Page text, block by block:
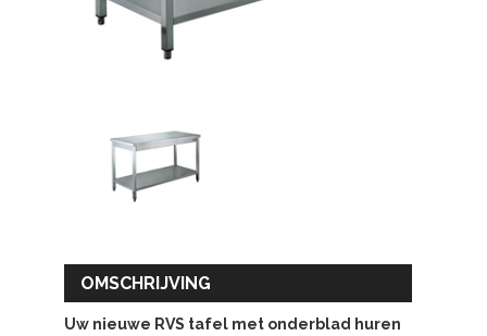
OMSCHRIJVING
Uw nieuwe RVS tafel met onderblad huren